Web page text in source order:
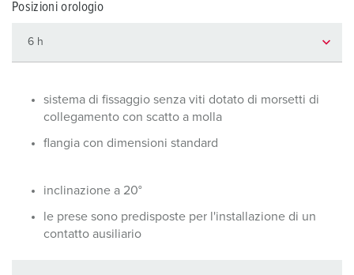
Posizioni orologio
sistema di fissaggio senza viti dotato di morsetti di
collegamento con scatto a molla
flangia con dimensioni standard
inclinazione a 20°
le prese sono predisposte per l'installazione di un
contatto ausiliario